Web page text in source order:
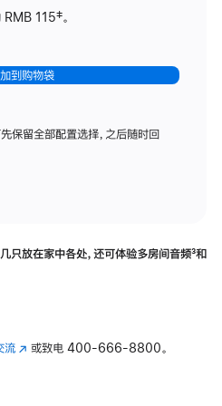
RMB 115‡。
到购物袋
保留全部配置选择，之后随时回
几只放在家中各处，还可体验多‍房‍间音频脚
³和
流(在 或致电 400-666-8800。